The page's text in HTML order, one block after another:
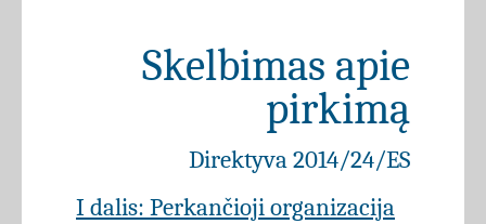
Skelbimas apie
pirkimą
Direktyva 2014/24/ES
I dalis: Perkančioji organizacija